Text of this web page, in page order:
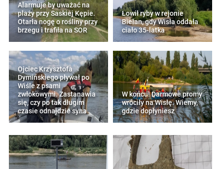
Alarmuje by uważać na
plaży przy Saskiej Kępie.
Otarła nogę o rośliny przy
brzegu i trafiła na SOR
Łowił ryby w rejonie
Bielan, gdy Wisła oddała
ciało 35-latka
Ojciec Krzysztofa
Dymińskiego pływał po
Wiśle z psami
zwłokowymi. Zastanawia
się, czy po tak długim
czasie odnajdzie syna
W końcu! Darmowe promy
wróciły na Wisłę. Wiemy,
gdzie dopłyniesz